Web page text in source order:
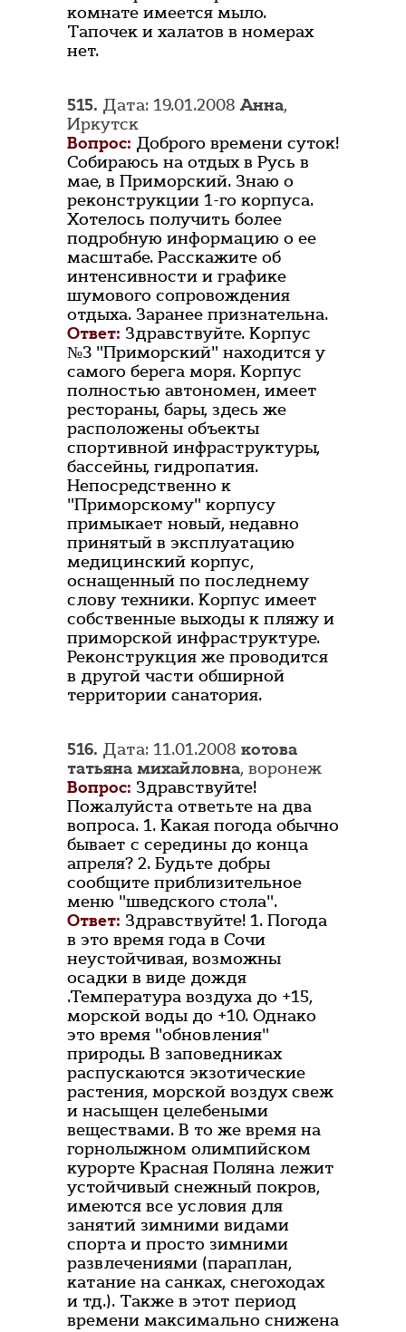
комнате имеется мыло.
Тапочек и халатов в номерах
нет.
515. Дата: 19.01.2008Анна,
Иркутск
Вопрос: Доброго времени суток!
Собираюсь на отдых в Русь в
мае, в Приморский. Знаю о
реконструкции 1-го корпуса.
Хотелось получить более
подробную информацию о ее
масштабе. Расскажите об
интенсивности и графике
шумового сопровождения
отдыха. Заранее признательна.
Ответ: Здравствуйте. Корпус
№3 "Приморский" находится у
самого берега моря. Корпус
полностью автономен, имеет
рестораны, бары, здесь же
расположены объекты
спортивной инфраструктуры,
бассейны, гидропатия.
Непосредственно к
"Приморскому" корпусу
примыкает новый, недавно
принятый в эксплуатацию
медицинский корпус,
оснащенный по последнему
слову техники. Корпус имеет
собственные выходы к пляжу и
приморской инфраструктуре.
Реконструкция же проводится
в другой части обширной
территории санатория.
516. Дата: 11.01.2008 котова
татьяна михайловна, воронеж
Вопрос: Здравствуйте!
Пожалуйста ответьте на два
вопроса. 1. Какая погода обычно
бывает с середины до конца
апреля? 2. Будьте добры
сообщите приблизительное
меню "шведского стола".
Ответ: Здравствуйте! 1. Погода
в это время года в Сочи
неустойчивая, возможны
осадки в виде дождя
.Температура воздуха до +15,
морской воды до +10. Однако
это время "обновления"
природы. В заповедниках
распускаются экзотические
растения, морской воздух свеж
и насыщен целебеными
веществами. В то же время на
горнолыжном олимпийском
курорте Красная Поляна лежит
устойчивый снежный покров,
имеются все условия для
занятий зимними видами
спорта и просто зимними
развлечениями (параплан,
катание на санках, снегоходах
и тд.). Также в этот период
времени максимально снижена